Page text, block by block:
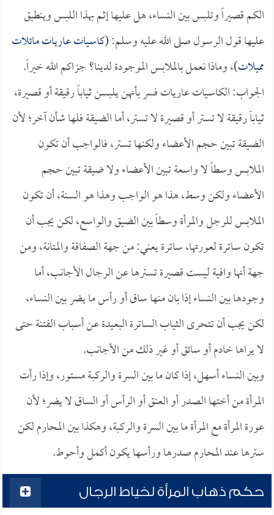
الكم قصيراً وتلبس بين النساء، هل عليها إثم بهذا اللبس وينطبق
عليها قول الرسول صلى الله عليه وسلم: (كاسيات عاريات مائلات
مميلات)، وماذا نعمل بالملابس الموجودة لدينا؟ جزاكم الله خيراً.
الجواب: الكاسيات عاريات فسر بأنهن يلبسن ثياباً رقيقة أو قصيرة،
ثياباً رقيقة لا تستر أو قصيرة لا تستر، أما الضيقة فلها شأن آخر؛ لأن
الضيقة تبين حجم الأعضاء ولكنها تستر، فالواجب أن تكون
الملابس وسطاً لا واسعة تبين الأعضاء ولا ضيقة تبين حجم
الأعضاء ولكن وسط، هذا هو الواجب وهذا هو السنة، أن تكون
الملابس للرجل والمرأة وسطاً بين الضيق والواسع، لكن يجب أن
تكون ساترة لعورتها، ساترة يعني: من جهة الصفاقة والمتانة، ومن
جهة أنها وافية ليست قصيرة تسترها عن الرجال الأجانب، أما
وجودها بين النساء إذا بان منها ساق أو رأس ما يضر بين النساء،
لكن يجب أن تتحرى الثياب الساترة البعيدة عن أسباب الفتنة حتى
لا يراها خادم أو سائق أو غير ذلك من الأجانب.
وبين النساء أسهل، إذا كان ما بين السرة والركبة مستور، وإذا رأت
المرأة من أختها الصدر أو العنق أو الرأس أو الساق لا يضر؛ لأن
عورة المرأة مع المرأة ما بين السرة والركبة، وهكذا بين المحارم لكن
سترها عند المحارم صدرها ورأسها يكون أكمل وأحوط.
حكم ذهاب المرأة لخياط الرجال